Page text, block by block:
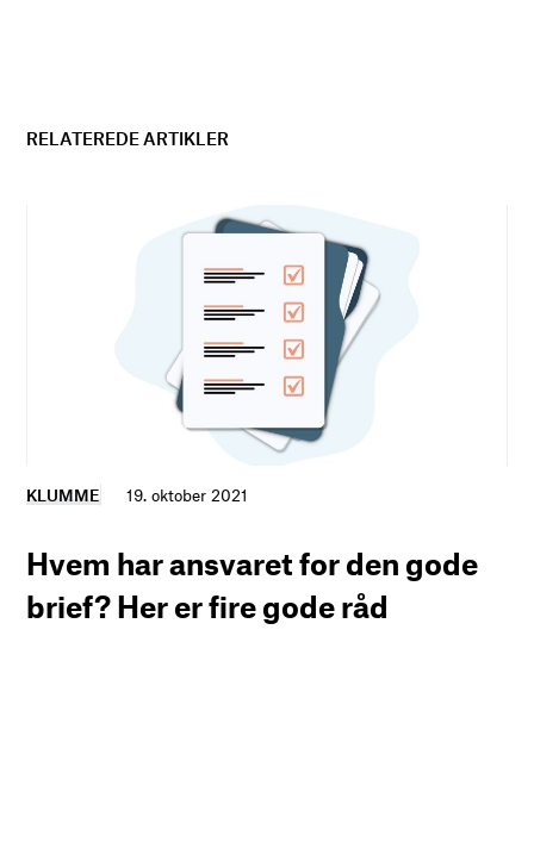
RELATEREDE ARTIKLER
KLUMME 19. oktober 2021
Hvem har ansvaret for den gode
brief? Her er fire gode råd